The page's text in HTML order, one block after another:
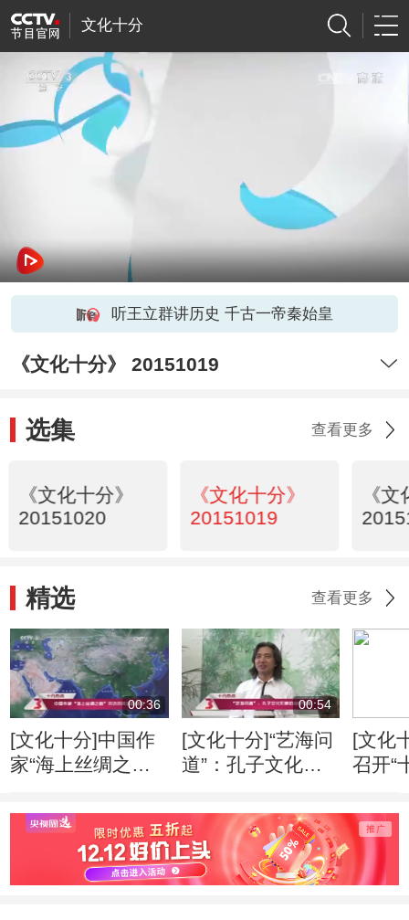
文化十分
听王立群讲历史 千古一帝秦始皇
《文化十分》 20151019
选集 查看更多
《文化十分》
20151020
《文化十分》
20151019
《
精选 查看更多
00:36
[文化十分]中国作
家“海上丝绸之
开启
00:54
[文化十分]“艺海问
道”：孔子文化形
[文化
召开“